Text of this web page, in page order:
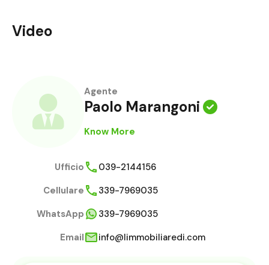
Video
Agente
Paolo Marangoni
Know More
Ufficio
039-2144156
Cellulare
339-7969035
WhatsApp
339-7969035
Email
info@limmobiliaredi.com